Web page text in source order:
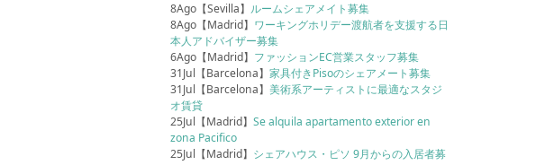
8Ago【Sevilla】 ルームシェアメイト募集
8Ago【Madrid】 ワーキングホリデー渡航者を支援する日
本人アドバイザー募集
6Ago【Madrid】 ファッションEC営業スタッフ募集
31Jul【Barcelona】家具付きPisoのシェアメート募集
31Jul【Barcelona】美術系アーティストに最適なスタジ
オ賃貸
25Jul【Madrid】Se alquila apartamento exterior en
zona Pacifico
25Jul【Madrid】 シェアハウス・ピソ 9月からの入居者募